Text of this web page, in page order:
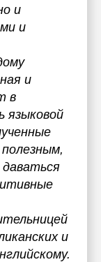
и
и
и
в
языковой
даваться
и